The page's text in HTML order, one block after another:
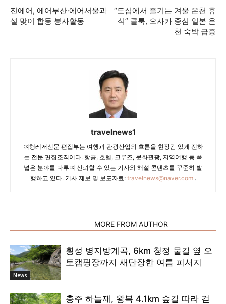
진에어, 에어부산·에어서울과
설 맞이 합동 봉사활동
“도심에서 즐기는 겨울 온천 휴
식” 클룩, 오사카 중심 일본 온
천 숙박 급증
travelnews1
여행레저신문 편집부는 여행과 관광산업의 흐름을 현장감 있게 전하
는 전문 편집조직이다. 항공, 호텔, 크루즈, 문화관광, 지역여행 등 폭
넓은 분야를 다루며 신뢰할 수 있는 기사와 해설 콘텐츠를 꾸준히 발
행하고 있다. 기사 제보 및 보도자료: travelnews@naver.com.
MORE FROM AUTHOR
News
횡성 병지방계곡, 6km 청정 물길 옆 오
토캠핑장까지 새단장한 여름 피서지
충주 하늘재, 왕복 4.1km 숲길 따라 걷